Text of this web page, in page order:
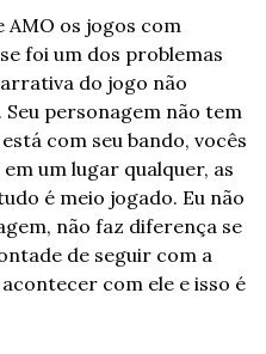
AMO os jogos com
foi um dos problemas
do jogo não
personagem não tem
com seu bando, vocês
um lugar qualquer, as
é meio jogado. Eu não
não faz diferença se
de seguir com a
com ele e isso é